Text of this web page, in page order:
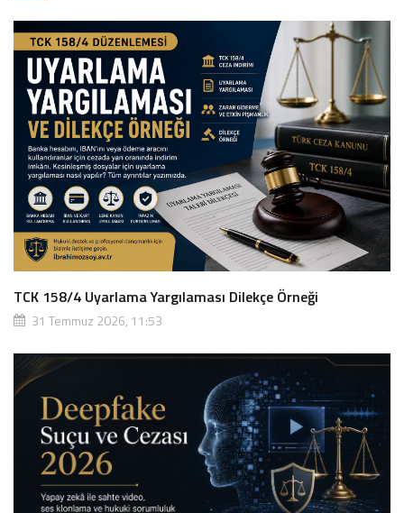
TCK 158/4 Uyarlama Yargılaması Dilekçe Örneği
31 Temmuz 2026, 11:53